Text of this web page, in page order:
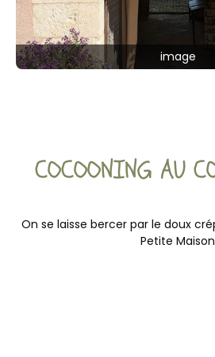
image
COCOONING AU
On se laisse bercer par le doux
Petite Maison